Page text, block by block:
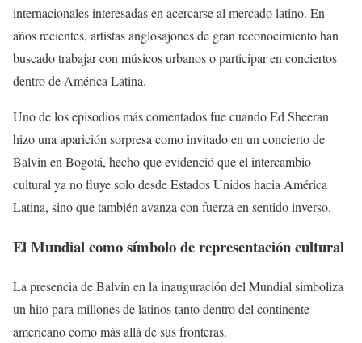
internacionales interesadas en acercarse al mercado latino. En
años recientes, artistas anglosajones de gran reconocimiento han
buscado trabajar con músicos urbanos o participar en conciertos
dentro de América Latina.
Uno de los episodios más comentados fue cuando Ed Sheeran
hizo una aparición sorpresa como invitado en un concierto de
Balvin en Bogotá, hecho que evidenció que el intercambio
cultural ya no fluye solo desde Estados Unidos hacia América
Latina, sino que también avanza con fuerza en sentido inverso.
El Mundial como símbolo de representación cultural
La presencia de Balvin en la inauguración del Mundial simboliza
un hito para millones de latinos tanto dentro del continente
americano como más allá de sus fronteras.